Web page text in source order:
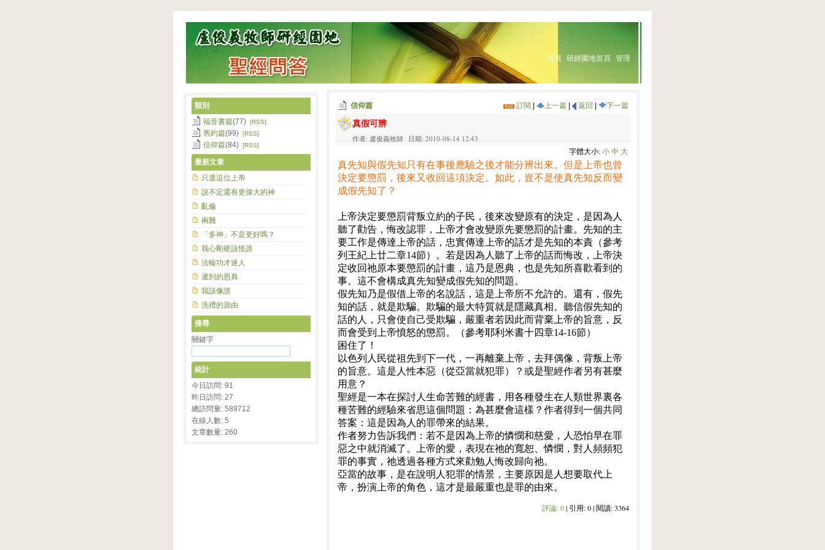
首頁 研經園地首頁 管理
訂閱 上一篇 返回 下一篇
信仰篇
真假可辨
作者: 盧俊義牧師 日期: 2010-08-14 12:43
字體大小:小中 大
真先知與假先知只有在事後應驗之後才能分辨出來。但是上帝也曾
決定要懲罰，後來又收回這項決定。如此，豈不是使真先知反而變
成假先知了？
上帝決定要懲罰背叛立約的子民，後來改變原有的決定，是因為人
聽了勸告，悔改認罪，上帝才會改變原先要懲罰的計畫。先知的主
要工作是傳達上帝的話，忠實傳達上帝的話才是先知的本責（參考
列王紀上廿二章14節）。若是因為人聽了上帝的話而悔改，上帝決
定收回祂原本要懲罰的計畫，這乃是恩典，也是先知所喜歡看到的
事。這不會構成真先知變成假先知的問題。
假先知乃是假借上帝的名說話，這是上帝所不允許的。還有，假先
知的話，就是欺騙。欺騙的最大特質就是隱藏真相。聽信假先知的
話的人，只會使自己受欺騙，嚴重者若因此而背棄上帝的旨意，反
而會受到上帝憤怒的懲罰。（參考耶利米書十四章14-16節）
困住了！
以色列人民從祖先到下一代，一再離棄上帝，去拜偶像，背叛上帝
的旨意。這是人性本惡（從亞當就犯罪）？或是聖經作者另有甚麼
用意？
聖經是一本在探討人生命苦難的經書，用各種發生在人類世界裏各
種苦難的經驗來省思這個問題：為甚麼會這樣？作者得到一個共同
答案：這是因為人的罪帶來的結果。
作者努力告訴我們：若不是因為上帝的憐憫和慈愛，人恐怕早在罪
惡之中就消滅了。上帝的愛，表現在祂的寬恕、憐憫，對人頻頻犯
罪的事實，祂透過各種方式來勸勉人悔改歸向祂。
亞當的故事，是在說明人犯罪的情景，主要原因是人想要取代上
帝，扮演上帝的角色，這才是最嚴重也是罪的由來。
評論:0| 引用: 0 | 閱讀: 3364
類別
福音書篇(77) [RSS]
舊約篇(99) [RSS]
信仰篇(84) [RSS]
最新文章
只選這位上帝
說不定還有更偉大的神
亂倫
兩難
「多神」不是更好嗎？
我心剛硬該怪誰
法輪功才迷人
遲到的恩典
我該像誰
洗禮的源由
搜尋
關鍵字
統計
今日訪問: 91
昨日訪問: 27
總訪問量: 589712
在線人數: 5
文章數量: 260